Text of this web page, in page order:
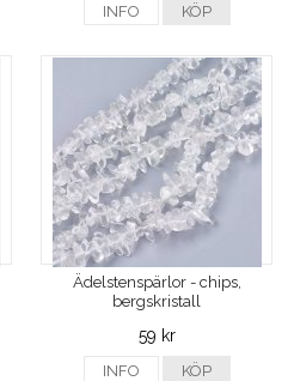
INFO KÖP
Ädelstenspärlor - chips,
bergskristall
59 kr
INFO KÖP